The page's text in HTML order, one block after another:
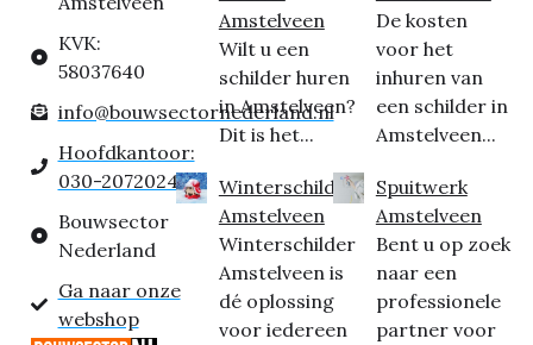
KVK:
58037640
info@bouwsectornederland.nl
Hoofdkantoor:
030-2072024
Bouwsector
Nederland
Ga naar onze
webshop
Amstelveen
Wilt u een
schilder huren
in Amstelveen?
Dit is het...
Winterschilder
Amstelveen
Winterschilder
Amstelveen is
dé oplossing
voor iedereen
De kosten
voor het
inhuren van
een schilder in
Amstelveen...
Spuitwerk
Amstelveen
Bent u op zoek
naar een
professionele
partner voor